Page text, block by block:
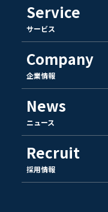
Service
サービス
Company
企業情報
News
ニュース
Recruit
採用情報